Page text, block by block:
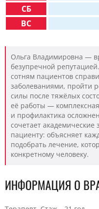
СБ
ВС
Ольга Владимировна —
безупречной
сотням пациентов
заболеваниями, пройти
силы после тяжёлых
её работы —
и профилактика
сочетает
пациенту: объясняет
подобрать лечение,
конкретному человеку.
ИНФОРМАЦИЯ О